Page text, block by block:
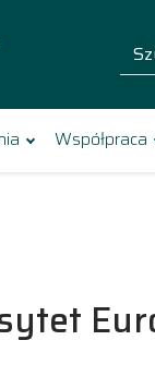
Współpraca